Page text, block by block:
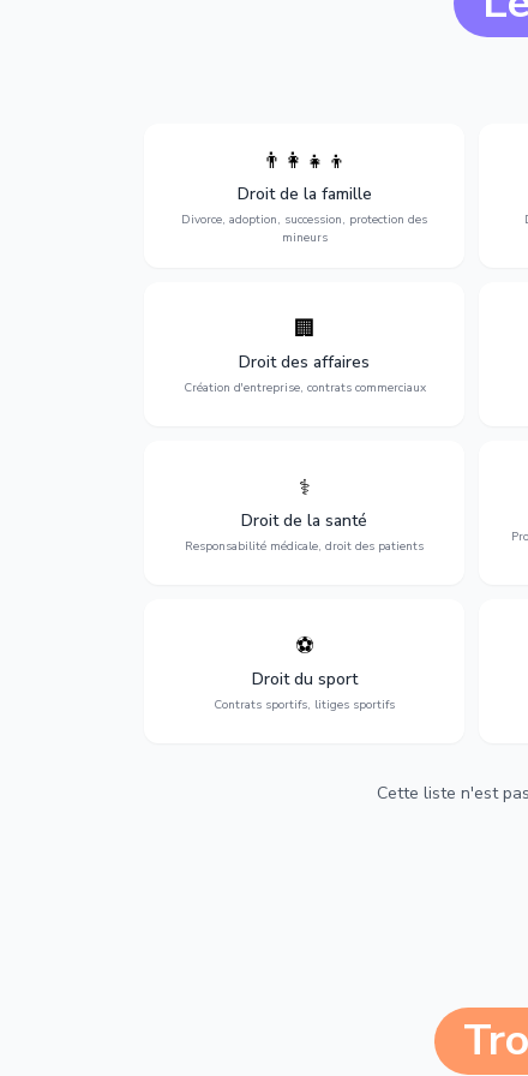
👨‍👩‍👧‍👦
Droit de la famille
Divorce, adoption, succession, protection des
mineurs
succession et protection des personnes
vulnérables.
🏢
Droit des affaires
Création d'entreprise, contrats commerciaux
Accompagnement complet pour votre
entreprise : création, contrats
commerciaux, concurrence et litiges.
⚕️
Droit de la santé
Responsabilité médicale, droit des patients
Défense de vos droits médicaux : erreurs
médicales, responsabilité des praticiens
et indemnisation.
⚽
Droit du sport
Contrats sportifs, litiges sportifs
Expertise en droit sportif : contrats de
sportifs, transferts, sponsoring et
contentieux.
Cette liste n'est